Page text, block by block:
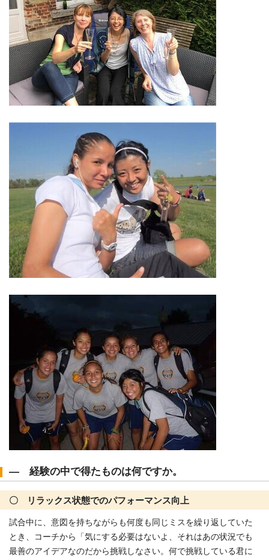
― 経験の中で得たものは何ですか。
〇 リラックス状態でのパフォーマンス向上
試合中に、意図を持ちながらも何度も同じミスを繰り返していた
とき、コーチから「気にする必要はないよ、それはあの状況でも
最善のアイデアなのだから挑戦しなさい。何で挑戦している君に